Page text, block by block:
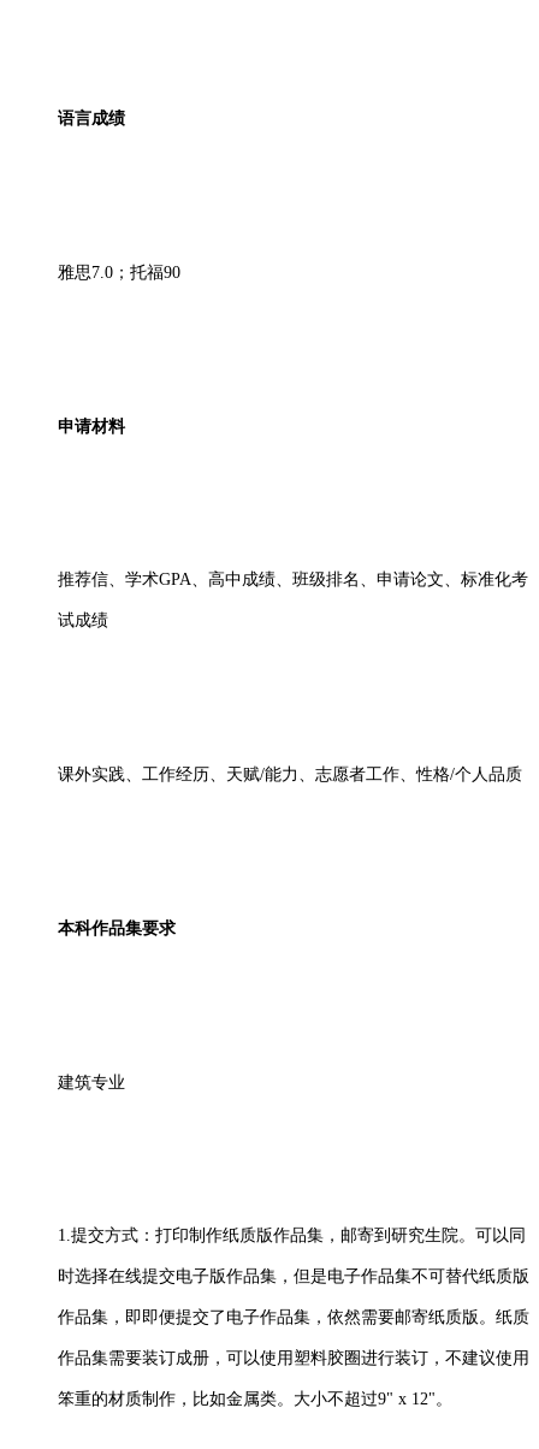
语言成绩
雅思7.0；托福90
申请材料
推荐信、学术GPA、高中成绩、班级排名、申请论文、标准化考
试成绩
课外实践、工作经历、天赋/能力、志愿者工作、性格/个人品质
本科作品集要求
建筑专业
1.提交方式：打印制作纸质版作品集，邮寄到研究生院。可以同
时选择在线提交电子版作品集，但是电子作品集不可替代纸质版
作品集，即即便提交了电子作品集，依然需要邮寄纸质版。纸质
作品集需要装订成册，可以使用塑料胶圈进行装订，不建议使用
笨重的材质制作，比如金属类。大小不超过9" x 12"。